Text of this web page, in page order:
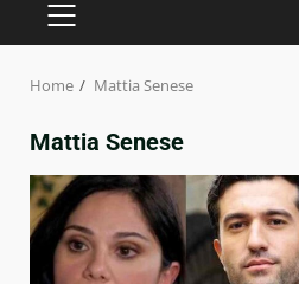
PRIMARY
MENU
Home Mattia Senese
Mattia Senese